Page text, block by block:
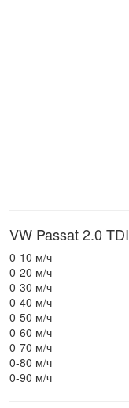
VW Passat 2.0
0-10 м/ч
0-20 м/ч
0-30 м/ч
0-40 м/ч
0-50 м/ч
0-60 м/ч
0-70 м/ч
0-80 м/ч
0-90 м/ч